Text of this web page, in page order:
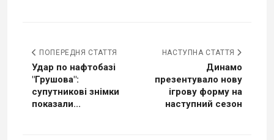
ПОПЕРЕДНЯ СТАТТЯ
Удар по нафтобазі
"Грушова":
супутникові знімки
показали...
НАСТУПНА СТАТТЯ
Динамо
презентувало нову
ігрову форму на
наступний сезон